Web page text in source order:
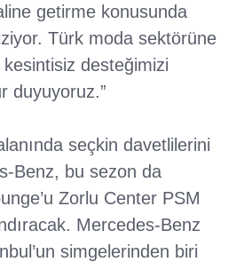
getirme konusunda
Türk moda sektörüne
desteğimizi
duyuyoruz.”
seçkin davetlilerini
Benz, bu sezon da
Zorlu Center PSM
Mercedes-Benz
simgelerinden biri